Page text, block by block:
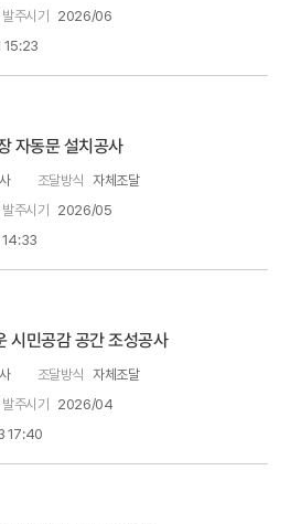
발주시기 2026/06
자동문 설치공사
조달방식 자체조달
발주시기 2026/05
시민공감 공간 조성공사
조달방식 자체조달
발주시기 2026/04
17:40